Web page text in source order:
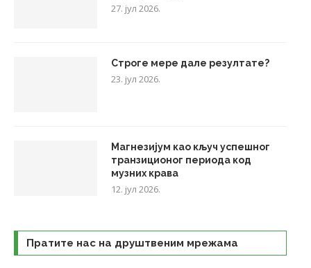
27. јул 2026.
Строге мере дале резултате?
23. јул 2026.
Магнезијум као кључ успешног
транзиционог периода код
музних крава
12. јул 2026.
Пратите нас на друштвеним мрежама